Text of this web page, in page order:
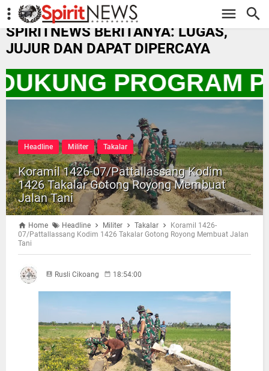
-->
SPIRITNEWS BERITANYA: LUGAS,
JUJUR DAN DAPAT DIPERCAYA
PROGRAM
Headline Militer Takalar
Koramil 1426-07/Pattallassang Kodim
1426 Takalar Gotong Royong Membuat
Jalan Tani
Home Headline Militer Takalar
Koramil 1426-
07/Pattallassang Kodim 1426 Takalar Gotong Royong Membuat Jalan
Tani
Rusli Cikoang 18:54:00